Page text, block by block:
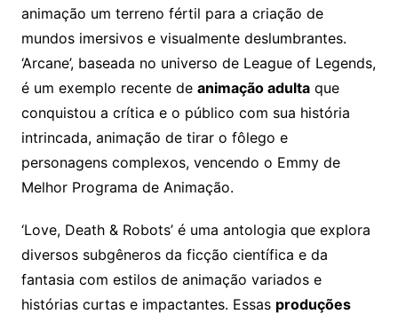
animação um terreno fértil para a criação de
mundos imersivos e visualmente deslumbrantes.
‘Arcane’, baseada no universo de League of Legends,
é um exemplo recente de animação adultaque
conquistou a crítica e o público com sua história
intrincada, animação de tirar o fôlego e
personagens complexos, vencendo o Emmy de
Melhor Programa de Animação.
‘Love, Death & Robots’ é uma antologia que explora
diversos subgêneros da ficção científica e da
fantasia com estilos de animação variados e
histórias curtas e impactantes. Essas produções